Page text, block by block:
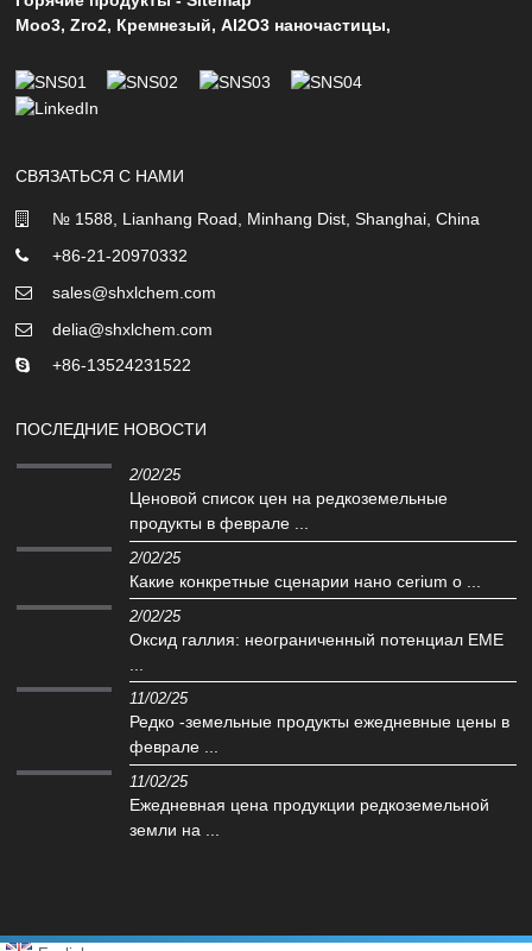
Moo3,Zro2, Кремнезый,Al2O3 наночастицы,
СВЯЗАТЬСЯ С НАМИ
№ 1588, Lianhang Road, Minhang Dist, Shanghai, China
+86-21-20970332
sales@shxlchem.com
delia@shxlchem.com
+86-13524231522
ПОСЛЕДНИЕ НОВОСТИ
2/02/25
Ценовой список цен на редкоземельные
продукты в феврале ...
2/02/25
Какие конкретные сценарии нано cerium o ...
2/02/25
Оксид галлия: неограниченный потенциал EME
11/02/25
Редко -земельные продукты ежедневные цены в
феврале ...
11/02/25
Ежедневная цена продукции редкоземельной
земли на ...